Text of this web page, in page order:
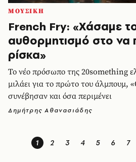
ΜΟΥΣΙΚΗ
French Fry: «Χάσαμε
αυθορμητισμό στο να
ρίσκα»
Το νέο πρόσωπο της 20something
μιλάει για το πρώτο του άλμπουμ,
συνέβησαν και όσα περιμένει
Δημήτρης Αθανασιάδης
1 2 3 4 5 6 7